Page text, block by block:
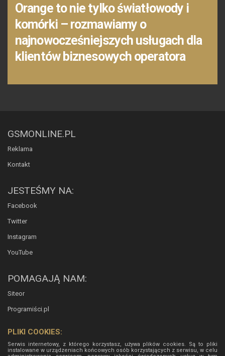
Orange to nie tylko światłowody i
komórki – rozmawiamy o
najnowocześniejszych usługach dla
klientów biznesowych operatora
GSMONLINE.PL
Reklama
Kontakt
JESTEŚMY NA:
Facebook
Twitter
Instagram
YouTube
POMAGAJĄ NAM:
Siteor
Programiści.pl
PLIKI COOKIES:
Serwis internetowy, z którego korzystasz, używa plików cookies. Są to pliki
instalowane w urządzeniach końcowych osób korzystających z serwisu, w celu